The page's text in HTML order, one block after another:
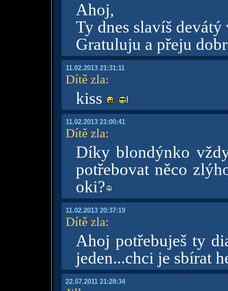
Ahoj,
Ty dnes slavíš
Gratuluju a přeju
11.02.2013 21:31:11
Dítě zla:
kiss
11.02.2013 21:00:41
Dítě zla:
Díky blondýnko
potřebovat něco
oki?
11.02.2013 20:37:19
Dítě zla:
Ahoj potřebuješ ty
jeden...chci je sbírat
22.07.2011 21:28:34